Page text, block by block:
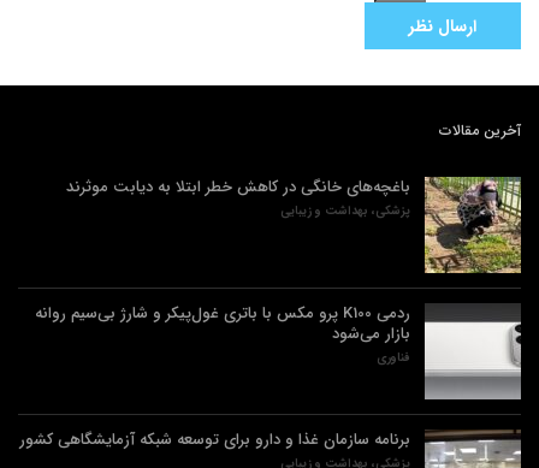
آخرین مقالات
باغچه‌های خانگی در کاهش خطر ابتلا به دیابت موثرند
پزشکی، بهداشت و زیبایی
ردمی K100 پرو مکس با باتری غول‌پیکر و شارژ بی‌سیم روانه
بازار می‌شود
فناوری
برنامه سازمان غذا و دارو برای توسعه شبکه آزمایشگاهی کشور
پزشکی، بهداشت و زیبایی